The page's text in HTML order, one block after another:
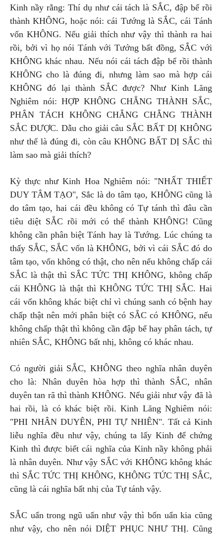
Kinh nầy rằng: Thí dụ như cái tách là SẮC, đập bể rồi
thành KHÔNG, hoặc nói: cái Tướng là SẮC, cái Tánh
vốn KHÔNG. Nếu giải thích như vậy thì thành ra hai
rồi, bởi vì họ nói Tánh với Tướng bất đồng, SẮC với
KHÔNG khác nhau. Nếu nói cái tách đập bể rồi thành
KHÔNG cho là đúng đi, nhưng làm sao mà hợp cái
KHÔNG đó lại thành SẮC được? Như Kinh Lăng
Nghiêm nói: HỢP KHÔNG CHẲNG THÀNH SẮC,
PHÂN TÁCH KHÔNG CHẲNG CHẲNG THÀNH
SẮC ĐƯỢC. Dẫu cho giải câu SẮC BẤT DỊ KHÔNG
như thế là đúng đi, còn câu KHÔNG BẤT DỊ SẮC thì
làm sao mà giải thích?
Kỳ thực như Kinh Hoa Nghiêm nói: "NHẤT THIẾT
DUY TÂM TẠO", Sắc là do tâm tạo, KHÔNG cũng là
do tâm tạo, hai cái đều không có Tự tánh thì đâu cần
tiêu diệt SẮC rồi mới có thể thành KHÔNG! Cũng
không cần phân biệt Tánh hay là Tướng. Lúc chúng ta
thấy SẮC, SẮC vốn là KHÔNG, bởi vì cái SẮC đó do
tâm tạo, vốn không có thật, cho nên nếu không chấp cái
SẮC là thật thì SẮC TỨC THỊ KHÔNG, không chấp
cái KHÔNG là thật thì KHÔNG TỨC THỊ SẮC. Hai
cái vốn không khác biệt chỉ vì chúng sanh có bệnh hay
chấp thật nên mới phân biệt có SẮC có KHÔNG, nếu
không chấp thật thì không cần đập bể hay phân tách, tự
nhiên SẮC, KHÔNG bất nhị, không có khác nhau.
Có người giải SẮC, KHÔNG theo nghĩa nhân duyên
cho là: Nhân duyên hòa hợp thì thành SẮC, nhân
duyên tan rã thì thành KHÔNG. Nếu giải như vậy đã là
hai rồi, là có khác biệt rồi. Kinh Lăng Nghiêm nói:
"PHI NHÂN DUYÊN, PHI TỰ NHIÊN". Tất cả Kinh
liễu nghĩa đều như vậy, chúng ta lấy Kinh để chứng
Kinh thì được biết cái nghĩa của Kinh nầy không phải
là nhân duyên. Như vậy SẮC với KHÔNG không khác
thì SẮC TỨC THỊ KHÔNG, KHÔNG TỨC THỊ SẮC,
cũng là cái nghĩa bất nhị của Tự tánh vậy.
SẮC uẩn trong ngũ uẩn như vậy thì bốn uẩn kia cũng
như vậy, cho nên nói DIỆT PHỤC NHƯ THỊ. Cũng